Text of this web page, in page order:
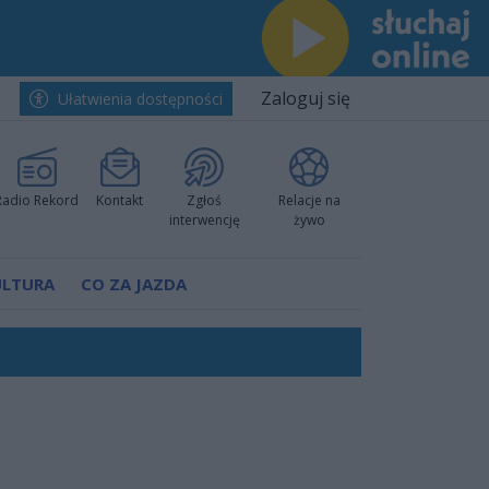
Ułatwienia dostępności Zaloguj się
Rekord Kontakt
Zgłoś
interwencję
Relacje na
żywo
CO ZA JAZDA
w Ustce!
prokuratury